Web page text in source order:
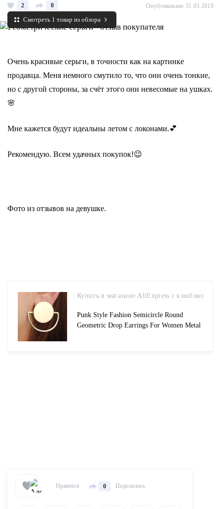
2 0 Опубликовано 31.03.2019
Смотреть 1 товар из обзора
Очень красивые серьги, в точности как на картинке
продавца. Меня немного смутило то, что они очень тонкие,
но с другой стороны, за счёт этого они невесомые на ушках.
🌸
Мне кажется будут идеальны летом с локонами.💕
Рекомендую. Всем удачных покупок!😉
Фото из отзывов на девушке.
Купить в магазине AliExpress с кэшбэком
Punk Style Fashion Semicircle Round
Geometric Drop Earrings For Women Metal
Нравится 0 Поделились